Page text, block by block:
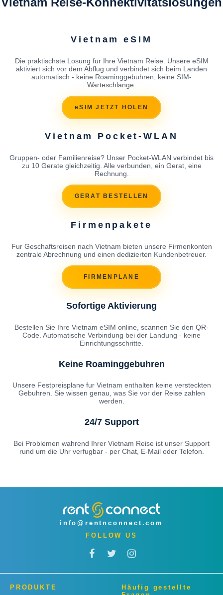
Vietnam eSIM
Die praktischste Losung fur Ihre Vietnam Reise. Unsere eSIM
aktiviert sich vor dem Abflug und verbindet sich beim Landen
automatisch - keine Roaminggebuhren, keine SIM-
Warteschlange.
eSIM JETZT HOLEN
Vietnam Pocket-WLAN
Gruppen- oder Familienreise? Unser Pocket-WLAN verbindet bis
zu 10 Gerate gleichzeitig. Alle verbunden, ein Gerat, eine
Rechnung.
GERAT BESTELLEN
Firmenpakete
Fur Geschaftsreisen nach Vietnam bieten unsere Firmenkonten
zentrale Abrechnung und einen dedizierten Kundenbetreuer.
FIRMENPLANE
Sofortige Aktivierung
Bestellen Sie Ihre Vietnam eSIM online, scannen Sie den QR-
Code. Automatische Verbindung bei der Landung - keine
Einrichtungsschritte.
Keine Roaminggebuhren
Unsere Festpreisplane fur Vietnam enthalten keine versteckten
Gebuhren. Sie wissen genau, was Sie vor der Reise zahlen
werden.
24/7 Support
Bei Problemen wahrend Ihrer Vietnam Reise ist unser Support
rund um die Uhr verfugbar - per Chat, E-Mail oder Telefon.
info@rentnconnect.com
FOLLOW US
PRODUKTE
Häufig gestellte